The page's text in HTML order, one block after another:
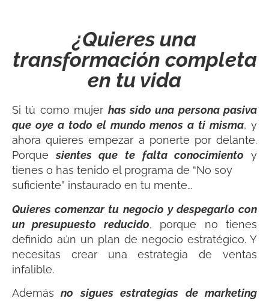
¿Quieres una
transformación completa
en tu vida
Si tú como mujer has sido una persona pasiva
que oye a todo el mundo menos a ti misma, y
ahora quieres empezar a ponerte por delante.
Porque sientes que te falta conocimiento
y
tienes o has tenido el programa de “No soy
suficiente” instaurado en tu mente…
Quieres comenzar tu negocio y despegarlo con
un presupuesto reducido, porque no tienes
definido aún un plan de negocio estratégico. Y
necesitas crear una estrategia de ventas
infalible.
Además no sigues estrategias de marketing